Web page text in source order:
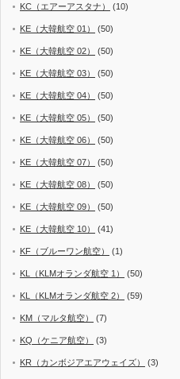
KC（エアーアスタナ） (10)
KE（大韓航空 01） (50)
KE（大韓航空 02） (50)
KE（大韓航空 03） (50)
KE（大韓航空 04） (50)
KE（大韓航空 05） (50)
KE（大韓航空 06） (50)
KE（大韓航空 07） (50)
KE（大韓航空 08） (50)
KE（大韓航空 09） (50)
KE（大韓航空 10） (41)
KF（ブルーワン航空） (1)
KL（KLMオランダ航空 1） (50)
KL（KLMオランダ航空 2） (59)
KM（マルタ航空） (7)
KQ（ケニア航空） (3)
KR（カンボジアエアウェイズ） (3)